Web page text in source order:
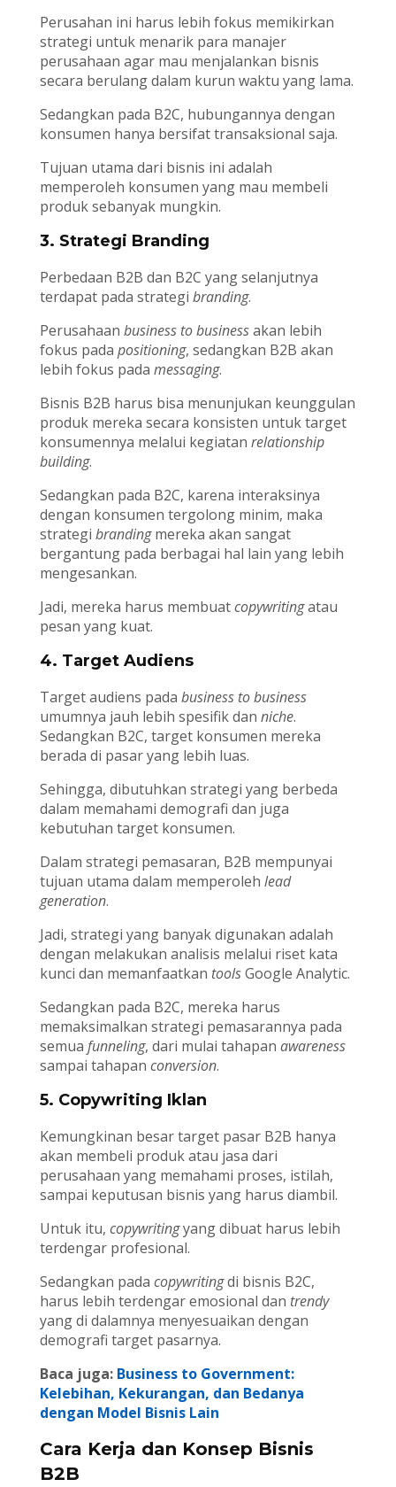
Perusahan ini harus lebih fokus memikirkan
strategi untuk menarik para manajer
perusahaan agar mau menjalankan bisnis
secara berulang dalam kurun waktu yang lama.
Sedangkan pada B2C, hubungannya dengan
konsumen hanya bersifat transaksional saja.
Tujuan utama dari bisnis ini adalah
memperoleh konsumen yang mau membeli
produk sebanyak mungkin.
3. Strategi Branding
Perbedaan B2B dan B2C yang selanjutnya
terdapat pada strategi branding.
Perusahaan business to businessakan lebih
fokus pada positioning, sedangkan B2B akan
lebih fokus pada messaging.
Bisnis B2B harus bisa menunjukan keunggulan
produk mereka secara konsisten untuk target
konsumennya melalui kegiatan relationship
building.
Sedangkan pada B2C, karena interaksinya
dengan konsumen tergolong minim, maka
strategi brandingmereka akan sangat
bergantung pada berbagai hal lain yang lebih
mengesankan.
Jadi, mereka harus membuatcopywritingatau
pesan yang kuat.
4. Target Audiens
Target audiens pada business to business
umumnya jauh lebih spesifik dan niche.
Sedangkan B2C, target konsumen mereka
berada di pasar yang lebih luas.
Sehingga, dibutuhkan strategi yang berbeda
dalam memahami demografi dan juga
kebutuhan target konsumen.
Dalam strategi pemasaran, B2B mempunyai
tujuan utama dalam memperoleh lead
generation.
Jadi, strategi yang banyak digunakan adalah
dengan melakukan analisis melalui riset kata
kunci dan memanfaatkan toolsGoogle Analytic.
Sedangkan pada B2C, mereka harus
memaksimalkan strategi pemasarannya pada
semua funneling, dari mulai tahapan awareness
sampai tahapan conversion.
5. Copywriting Iklan
Kemungkinan besar target pasar B2B hanya
akan membeli produk atau jasa dari
perusahaan yang memahami proses, istilah,
sampai keputusan bisnis yang harus diambil.
Untuk itu, copywritingyang dibuat harus lebih
terdengar profesional.
Sedangkan pada copywritingdi bisnis B2C,
harus lebih terdengar emosional dan trendy
yang di dalamnya menyesuaikan dengan
demografi target pasarnya.
Baca juga: Business to Government:
Kelebihan, Kekurangan, dan Bedanya
dengan Model Bisnis Lain
Cara Kerja dan Konsep Bisnis
B2B